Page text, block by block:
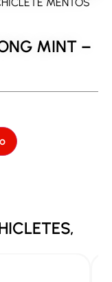
MINT –
,